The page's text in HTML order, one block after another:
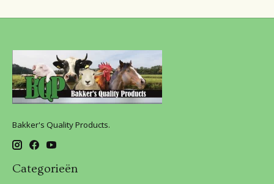
Bakker's Quality Products.
Categorieën